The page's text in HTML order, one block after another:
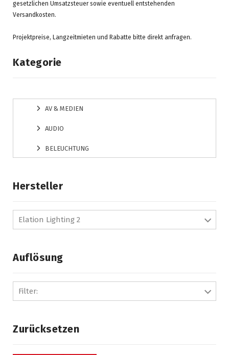
gesetzlichen Umsatzsteuer sowie eventuell entstehenden
Versandkosten.
Projektpreise, Langzeitmieten und Rabatte bitte direkt anfragen.
Kategorie
AV & MEDIEN
AUDIO
BELEUCHTUNG
Hersteller
Elation Lighting 2
Auflösung
Filter:
Zurücksetzen